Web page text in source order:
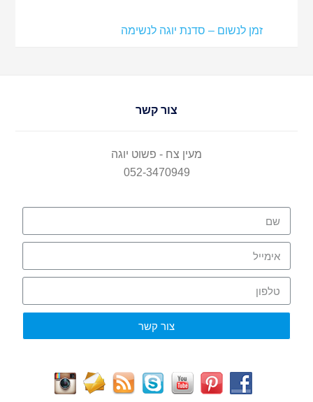
זמן לנשום – סדנת יוגה לנשימה
צור קשר
מעין צח - פשוט יוגה
052-3470949
צור קשר